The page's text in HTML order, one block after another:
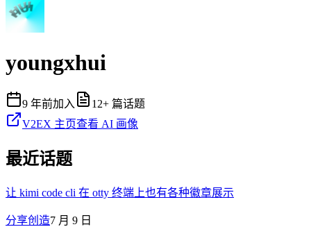
youngxhui
9 年前加入 12+ 篇话题
V2EX 主页查看 AI 画像
最近话题
让 kimi code cli 在 otty 终端上也有各种徽章展示
分享创造7 月 9 日